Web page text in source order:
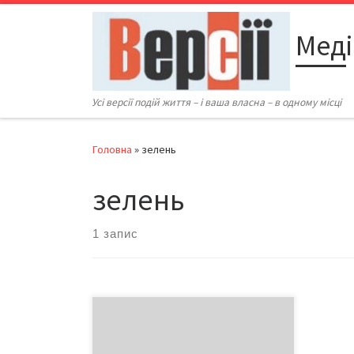
Перейти до вмісту
Усі версії подій життя – і ваша власна – в одному місці
Головна » зелень
зелень
1 запис